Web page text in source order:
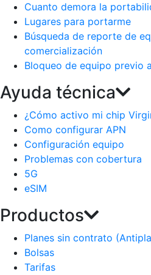
Cuanto demora la
Lugares para portarme
Búsqueda de reporte de
comercialización
Bloqueo de equipo previo
Ayuda técnica
¿Cómo activo mi chip
Como configurar APN
Configuración equipo
Problemas con cobertura
5G
eSIM
Productos
Planes sin contrato
Bolsas
Tarifas